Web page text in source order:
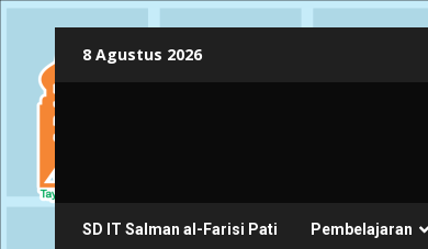
to
content
8 Agustus 2026
SD IT Salman al-Farisi Pati Pembelajaran